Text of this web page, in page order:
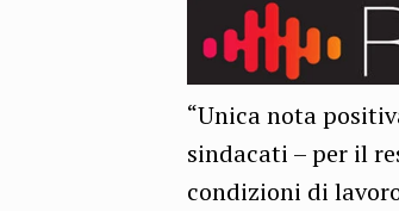
“Unica nota
sindacati – per il
condizioni di